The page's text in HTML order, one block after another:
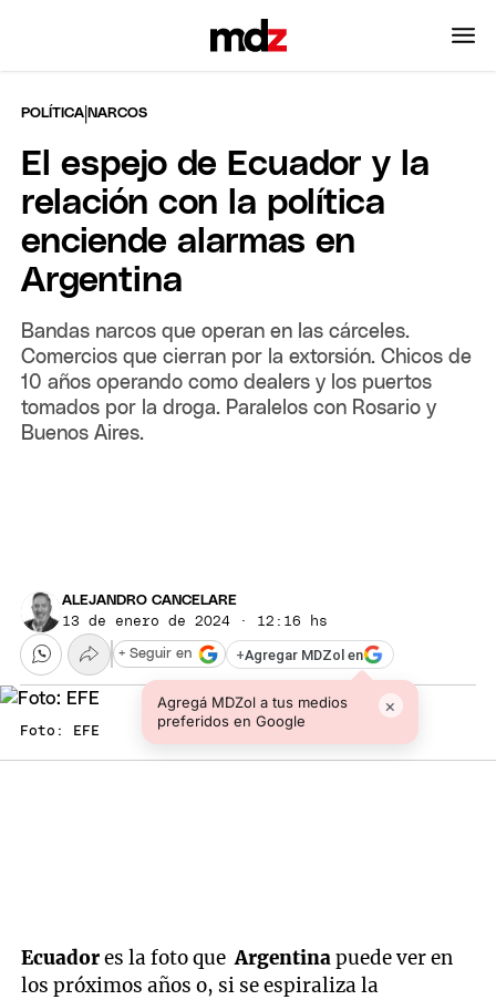
POLÍTICA |NARCOS
El espejo de Ecuador y la
relación con la política
enciende alarmas en
Argentina
Bandas narcos que operan en las cárceles.
Comercios que cierran por la extorsión. Chicos de
10 años operando como dealers y los puertos
tomados por la droga. Paralelos con Rosario y
Buenos Aires.
ALEJANDRO CANCELARE
13 de enero de 2024 · 12:16 hs
+Agregar MDZol en
Agregá MDZol a tus medios
preferidos en Google
×
+ Seguir en
Foto: EFE
Ecuadores la foto que Argentinapuede ver en
los próximos años o, si se espiraliza la